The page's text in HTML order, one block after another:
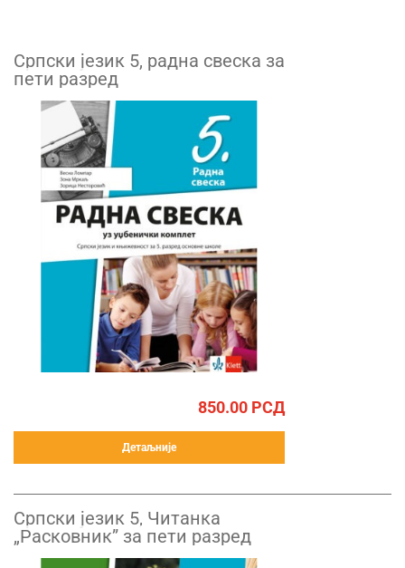
Српски језик 5, радна свеска за
пети разред
850.00 РСД
Детаљније
Српски језик 5, Читанка
„Расковник” за пети разред